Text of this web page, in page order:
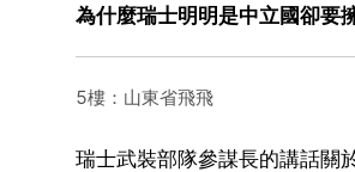
為什麼瑞士明明是中立國卻要
5樓：山東省飛飛
瑞士武裝部隊參謀長的講話關